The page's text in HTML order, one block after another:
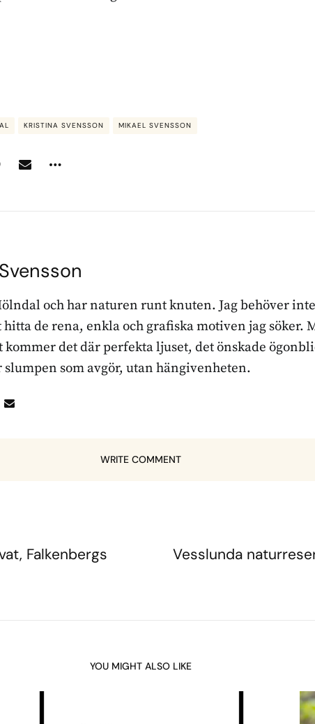
KRISTINA SVENSSON MIKAEL SVENSSON
och har naturen runt knuten. Jag behöver
de rena, enkla och grafiska motiven jag söker.
det där perfekta ljuset, det önskade
som avgör, utan hängivenheten.
WRITE COMMENT
Falkenbergs
Vesslunda
YOU MIGHT ALSO LIKE